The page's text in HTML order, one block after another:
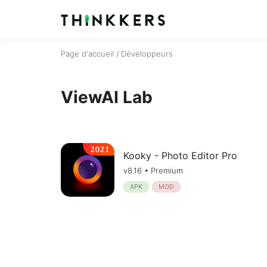
Page d'accueil / Développeurs
ViewAI Lab
Kooky - Photo Editor Pro
v8.16 • Premium
APK MOD